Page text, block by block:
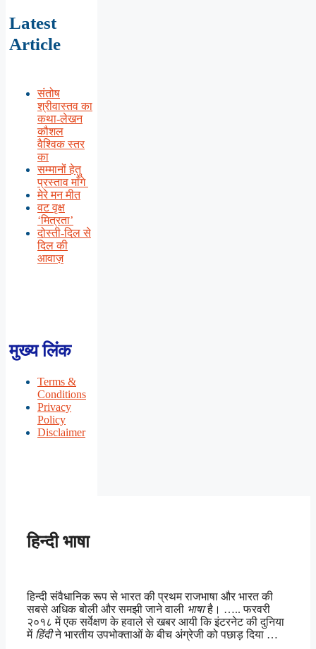
Latest
Article
संतोष
श्रीवास्तव का
कथा-लेखन
कौशल
वैश्विक स्तर
का
सम्मानों हेतु
प्रस्ताव माँगे
मेरे मन मीत
वट वृक्ष
‘मित्रता’
दोस्ती-दिल से
दिल की
आवाज़
मुख्य लिंक
Terms &
Conditions
Privacy
Policy
Disclaimer
हिन्दी भाषा
हिन्दी संवैधानिक रूप से भारत की प्रथम राजभाषा और भारत की
सबसे अधिक बोली और समझी जाने वाली भाषाहै। ….. फरवरी
२०१८ में एक सर्वेक्षण के हवाले से खबर आयी कि इंटरनेट की दुनिया
में हिंदीने भारतीय उपभोक्ताओं के बीच अंग्रेजी को पछाड़ दिया …